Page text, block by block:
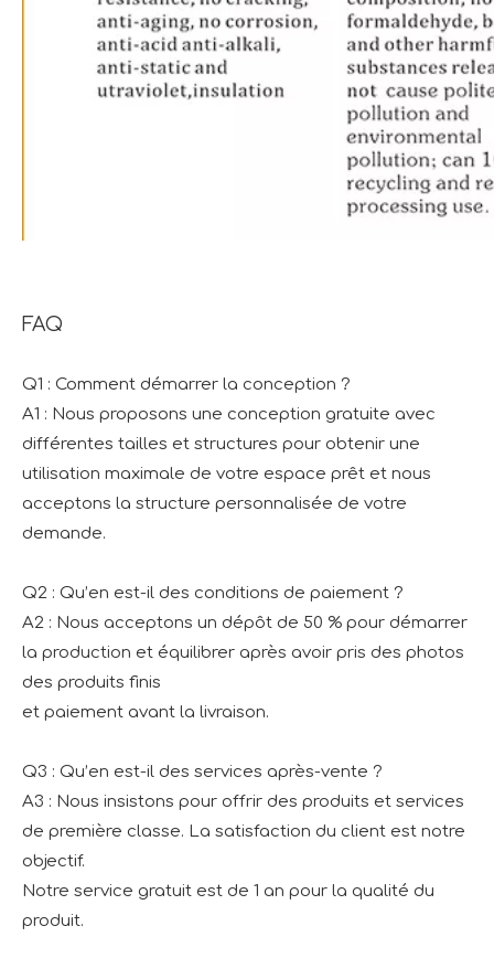
FAQ
Q1 : Comment démarrer la conception ?
A1 : Nous proposons une conception gratuite avec
différentes tailles et structures pour obtenir une
utilisation maximale de votre espace prêt et nous
acceptons la structure personnalisée de votre
demande.
Q2 : Qu’en est-il des conditions de paiement ?
A2 : Nous acceptons un dépôt de 50 % pour démarrer
la production et équilibrer après avoir pris des photos
des produits finis
et paiement avant la livraison.
Q3 : Qu’en est-il des services après-vente ?
A3 : Nous insistons pour offrir des produits et services
de première classe. La satisfaction du client est notre
objectif.
Notre service gratuit est de 1 an pour la qualité du
produit.